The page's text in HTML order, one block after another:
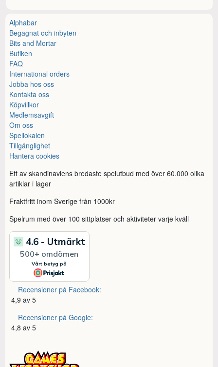
Alphabar
Begagnat och inbyten
Bits and Mortar
Butiken
FAQ
International orders
Jobba hos oss
Kontakta oss
Köpvillkor
Medlemsavgift
Om oss
Spellokalen
Tillgänglighet
Hantera cookies
Ett av skandinaviens bredaste spelutbud med över 60.000 olika
artiklar i lager
Fraktfritt inom Sverige från 1000kr
Spelrum med över 100 sittplatser och aktiviteter varje kväll
Recensioner på Facebook:
4,9 av 5
Recensioner på Google:
4,8 av 5